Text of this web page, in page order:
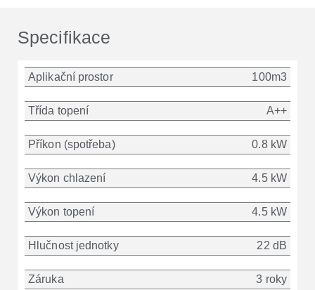
Specifikace
Aplikační prostor
Třída topení
Příkon (spotřeba)
Výkon chlazení
Výkon topení
Hlučnost jednotky
Záruka
100m3
A++
0.8 kW
4.5 kW
4.5 kW
22 dB
3 roky